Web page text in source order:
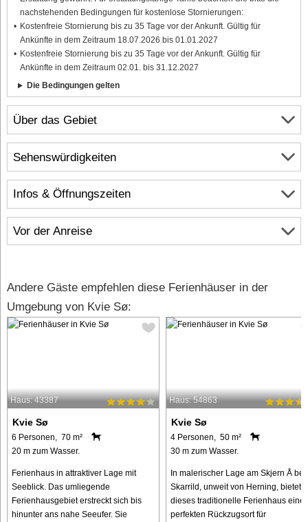
Über das Gebiet
Infos & Öffnungszeiten
Vor der Anreise
nachstehenden Bedingungen für kostenlose Stornierungen:
Kostenfreie Stornierung bis zu 35 Tage vor der Ankunft. Gültig für
Ankünfte in dem Zeitraum 18.07.2026 bis 01.01.2027
Kostenfreie Stornierung bis zu 35 Tage vor der Ankunft. Gültig für
Ankünfte in dem Zeitraum 02.01. bis 31.12.2027
Die Bedingungen gelten
Sehenswürdigkeiten
Andere Gäste empfehlen diese Ferienhäuser in der
Umgebung von Kvie Sø:
Haus: 43387
Kvie Sø
6 Personen, 70 m²
20 m zum Wasser.
Ferienhaus in attraktiver Lage mit
Seeblick. Das umliegende
Ferienhausgebiet erstreckt sich bis
hinunter ans nahe Seeufer. Sie
Haus: 54863
Kvie Sø
4 Personen, 50 m²
30 m zum Wasser.
In malerischer Lage am Skjern Å bei
Skarrild, unweit von Herning, bietet
dieses traditionelle Ferienhaus
perfekten Rückzugsort für